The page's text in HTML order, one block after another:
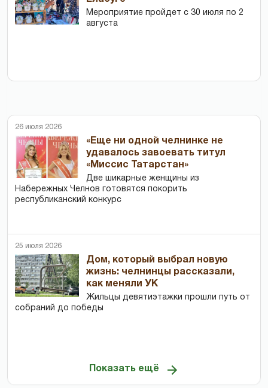
Мероприятие пройдет с 30 июля по 2
августа
26 июля 2026
«Еще ни одной челнинке не
удавалось завоевать титул
«Миссис Татарстан»
Две шикарные женщины из
Набережных Челнов готовятся покорить
республиканский конкурс
25 июля 2026
Дом, который выбрал новую
жизнь: челнинцы рассказали,
как меняли УК
Жильцы девятиэтажки прошли путь от
собраний до победы
Показать ещё